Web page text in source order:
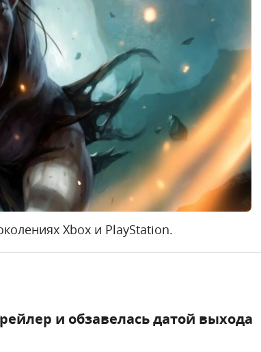
Xbox и PlayStation.
и обзавелась датой выхода